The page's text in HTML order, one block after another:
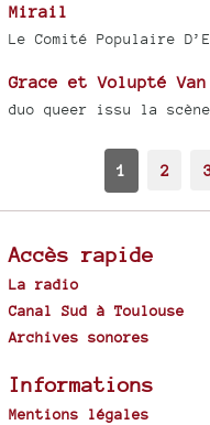
Mirail
Le Comité Populaire
Grace et Volupté Van
duo queer issu la
1 2
Accès rapide
La radio
Canal Sud à Toulouse
Archives sonores
Informations
Mentions légales